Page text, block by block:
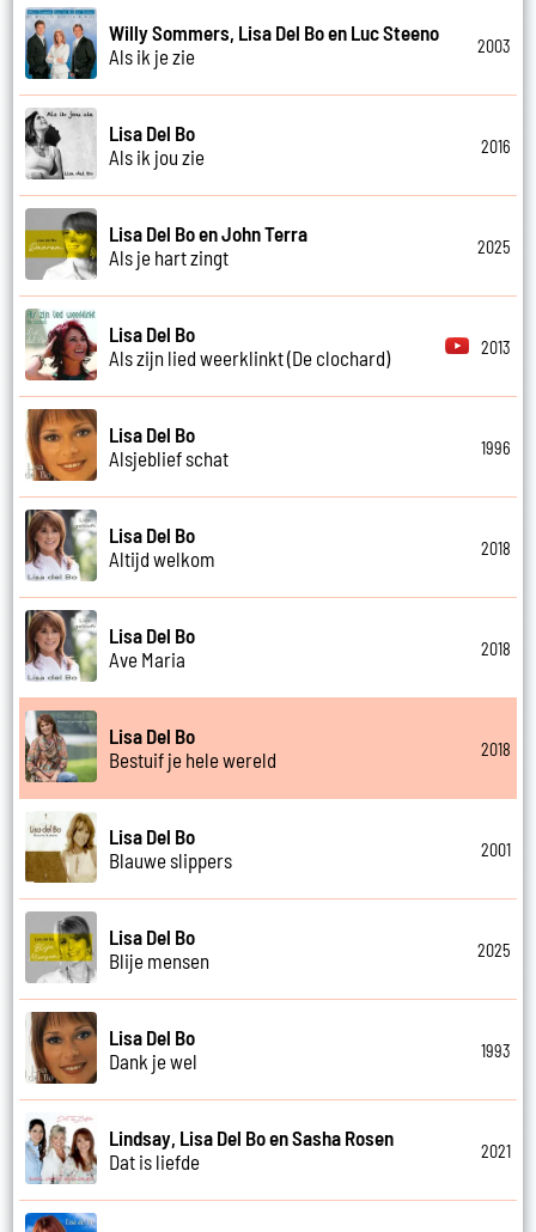
Willy Sommers, Lisa Del Bo en Luc Steeno
Als ik je zie
2003
Lisa Del Bo
Als ik jou zie
2016
Lisa Del Bo en John Terra
Als je hart zingt
2025
Lisa Del Bo
Als zijn lied weerklinkt (De clochard)
2013
Lisa Del Bo
Alsjeblief schat
1996
Lisa Del Bo
Altijd welkom
2018
Lisa Del Bo
Ave Maria
2018
Lisa Del Bo
Bestuif je hele wereld
2018
Lisa Del Bo
Blauwe slippers
2001
Lisa Del Bo
Blije mensen
2025
Lisa Del Bo
Dank je wel
1993
Lindsay, Lisa Del Bo en Sasha Rosen
Dat is liefde
2021